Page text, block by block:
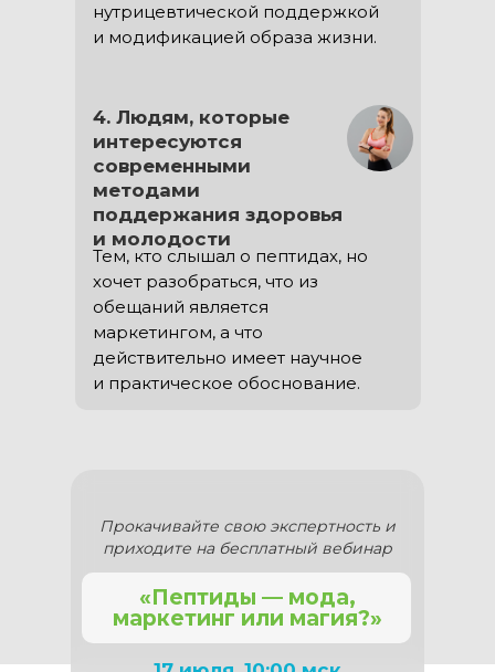
4. Людям, которые
интересуются
современными
методами
поддержания здоровья
и молодости
нутрицевтической поддержкой
и модификацией образа жизни.
Тем, кто слышал о пептидах, но
хочет разобраться, что из
обещаний является
маркетингом, а что
действительно имеет научное
и практическое обоснование.
«Пептиды — мода,
маркетинг или магия?»
Прокачивайте свою экспертность и
приходите на бесплатный вебинар